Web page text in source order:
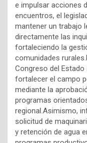
e impulsar acciones
encuentros, el
mantener un trabajo
directamente las
fortaleciendo la
comunidades
Congreso del
fortalecer el campo
mediante la
programas
regional.Asimismo,
solicitud de
y retención de agua